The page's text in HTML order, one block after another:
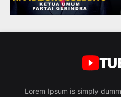
Lorem Ipsum is simply